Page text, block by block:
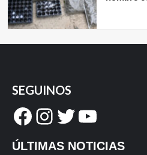
SEGUINOS
Facebook
Instagram
Twitter
YouTube
ÚLTIMAS NOTICIAS